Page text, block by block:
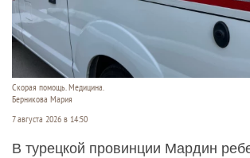
Скорая помощь. Медицина.
Берникова Мария
7 августа 2026 в 14:50
В турецкой провинции Мардин